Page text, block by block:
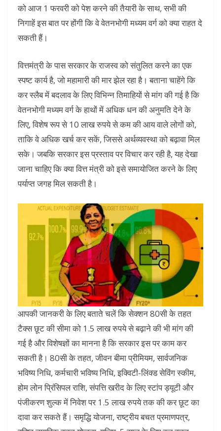
को आज 1 फरवरी को पेश करने की तैयारी के साथ, सभी की
निगाहें इस बात पर होंगी कि वे वेतनभोगी मध्यम वर्ग को क्या राहत दे
सकती हैं।
वित्तमंत्री के पास सरकार के राजस्व को संतुलित करने का एक
स्पष्ट कार्य है, जो महामारी की मार झेल रहा है। बताना चाहेंगे कि
कर स्लैब में बदलाव के लिए विभिन्न तिमाहियों से मांग की गई है कि
वेतनभोगी मध्यम वर्ग के हाथों में अधिक धन की अनुमति देने के
लिए, विशेष रूप से 10 लाख रुपये से कम की आय वाले लोगों को,
ताकि वे अधिक खर्च कर सकें, जिससे अर्थव्यवस्था को बढ़ावा मिल
सके। जबकि सरकार इस प्रस्ताव पर विचार कर रही है, यह देखा
जाना चाहिए कि क्या वित्त मंत्री को इसे समायोजित करने के लिए
पर्याप्त जगह मिल सकती है।
आपकी जानकरी के लिए बताते चलें कि सेक्शन 80सी के तहत
टैक्स छूट की सीमा को 1.5 लाख रुपये से बढ़ाने की भी मांग की
गई है और विशेषज्ञों का मानना ​​है कि सरकार इस पर काम कर
सकती है। 80सी के तहत, जीवन बीमा प्रीमियम, सार्वजनिक
भविष्य निधि, कर्मचारी भविष्य निधि, इक्विटी-लिंक्ड सेविंग स्कीम,
होम लोन प्रिंसिपल राशि, संपत्ति खरीद के लिए स्टांप ड्यूटी और
पंजीकरण शुल्क में निवेश पर 1.5 लाख रुपये तक की कर छूट का
दावा कर सकते हैं। समृद्धि योजना, राष्ट्रीय बचत प्रमाणपत्र,